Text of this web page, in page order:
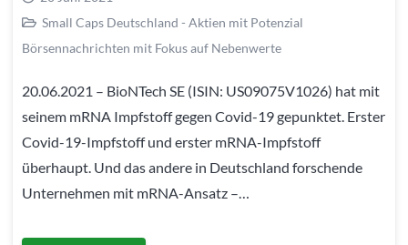
Small Caps Deutschland - Aktien mit Potenzial
Börsennachrichten mit Fokus auf Nebenwerte
20.06.2021 – BioNTech SE (ISIN: US09075V1026) hat mit
seinem mRNA Impfstoff gegen Covid-19 gepunktet. Erster
Covid-19-Impfstoff und erster mRNA-Impfstoff
überhaupt. Und das andere in Deutschland forschende
Unternehmen mit mRNA-Ansatz –…